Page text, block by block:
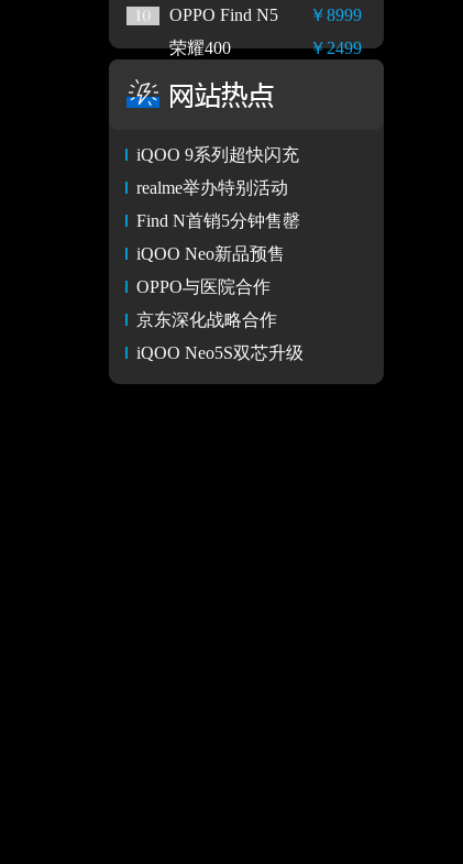
￥8999
OPPO Find N5
￥2499
荣耀400
iQOO 9系列超快闪充
realme举办特别活动
Find N首销5分钟售罄
iQOO Neo新品预售
OPPO与医院合作
京东深化战略合作
iQOO Neo5S双芯升级